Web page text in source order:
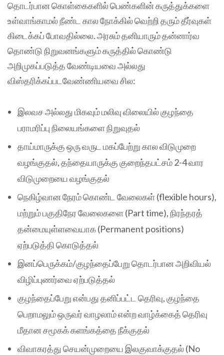
தொடர்பான கொள்கைகளில் பெண்களின் கருத்துக்களை
உள்வாங்காமல் நீண்ட கால நோக்கில் வெற்றி தரும் தீர்வுகள்
கிடைக்கப் போவதில்லை. அரசும் தனியாரும் தன்னார்வ
தொண்டு நிறுவனங்களும் கருத்தில் கொண்டு
அறிமுகப்படுத்த வேண்டியவை அல்லது
விஸ்தரிக்கப்படவேண்ணியவை சில:
இலவச அல்லது மிகவும் மலிவு விலையில் குழந்தை
பராமரிப்பு நிலையங்களை நிறுவுதல்
தாய்மாருக்கு ஒரு வருட மகப்பேற்று கால விடுமுறை
வழங்குதல், தந்தையாருக்கு குறைந்தபட்சம் 2-4 வார
விடுமுறையை வழங்குதல்
நெகிழ்வான நேரம் கொண்ட வேலைகள் (flexible hours),
மற்றும் பகுதிநேர வேலைகளை (Part time), நிரந்தரத்
தன்மையுள்ளவையாக (Permanent positions)
ஏற்படுத்தி கொடுத்தல்
இனப்பெருக்கம்/குழந்தைப்பேறு தொடர்பான அறிவியல்
விழிப்புணர்வை ஏற்படுத்தல்
குழந்தைப்பேறு என்பது தனிப்பட்ட தெரிவு, குழந்தை
பெறாமலும் ஒருவர் வாழலாம் என்ற வாழ்க்கைத் தெரிவு
மீதான சமூகக் களங்கத்தை நீக்குதல்
விவாகரத்து செயன்முறையை இலகுவாக்குதல் (No